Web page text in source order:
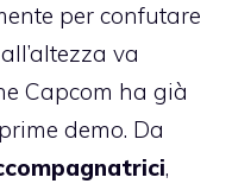
per confutare
va
Capcom ha già
demo. Da
,